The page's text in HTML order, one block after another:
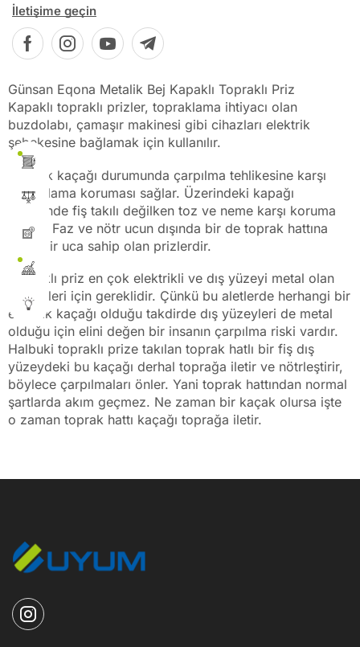
İletişime geçin
Günsan Eqona Metalik Bej Kapaklı Topraklı Priz
Kapaklı topraklı prizler, topraklama ihtiyacı olan
buzdolabı, çamaşır makinesi gibi cihazları elektrik
şebekesine bağlamak için kullanılır.
Elektrik kaçağı durumunda çarpılma tehlikesine karşı
topraklama koruması sağlar. Üzerindeki kapağı
sayesinde fiş takılı değilken toz ve neme karşı koruma
sağlar. Faz ve nötr ucun dışında bir de toprak hattına
bağlı bir uca sahip olan prizlerdir.
Topraklı priz en çok elektrikli ve dış yüzeyi metal olan
ev aletleri için gereklidir. Çünkü bu aletlerde herhangi bir
elektrik kaçağı olduğu takdirde dış yüzeyleri de metal
olduğu için elini değen bir insanın çarpılma riski vardır.
Halbuki topraklı prize takılan toprak hatlı bir fiş dış
yüzeydeki bu kaçağı derhal toprağa iletir ve nötrleştirir,
böylece çarpılmaları önler. Yani toprak hattından normal
şartlarda akım geçmez. Ne zaman bir kaçak olursa işte
o zaman toprak hattı kaçağı toprağa iletir.